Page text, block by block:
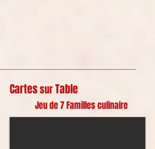
CartessurTable
Jeu de 7 Familles culinaire